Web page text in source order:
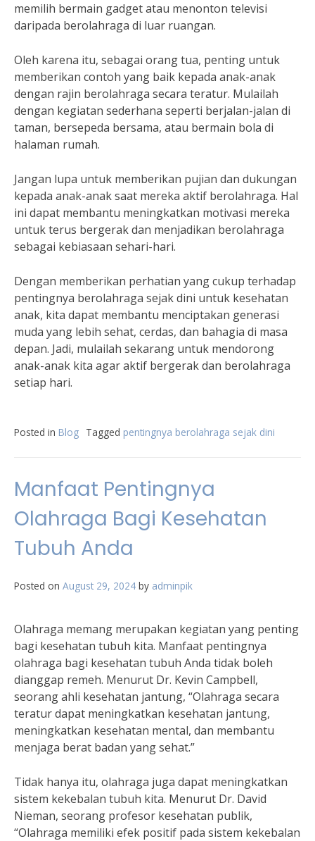
memilih bermain gadget atau menonton televisi
daripada berolahraga di luar ruangan.
Oleh karena itu, sebagai orang tua, penting untuk
memberikan contoh yang baik kepada anak-anak
dengan rajin berolahraga secara teratur. Mulailah
dengan kegiatan sederhana seperti berjalan-jalan di
taman, bersepeda bersama, atau bermain bola di
halaman rumah.
Jangan lupa untuk memberikan pujian dan dukungan
kepada anak-anak saat mereka aktif berolahraga. Hal
ini dapat membantu meningkatkan motivasi mereka
untuk terus bergerak dan menjadikan berolahraga
sebagai kebiasaan sehari-hari.
Dengan memberikan perhatian yang cukup terhadap
pentingnya berolahraga sejak dini untuk kesehatan
anak, kita dapat membantu menciptakan generasi
muda yang lebih sehat, cerdas, dan bahagia di masa
depan. Jadi, mulailah sekarang untuk mendorong
anak-anak kita agar aktif bergerak dan berolahraga
setiap hari.
Posted in Blog Tagged pentingnya berolahraga sejak dini
Manfaat Pentingnya
Olahraga Bagi Kesehatan
Tubuh Anda
Posted on August 29, 2024 by adminpik
Olahraga memang merupakan kegiatan yang penting
bagi kesehatan tubuh kita. Manfaat pentingnya
olahraga bagi kesehatan tubuh Anda tidak boleh
dianggap remeh. Menurut Dr. Kevin Campbell,
seorang ahli kesehatan jantung, “Olahraga secara
teratur dapat meningkatkan kesehatan jantung,
meningkatkan kesehatan mental, dan membantu
menjaga berat badan yang sehat.”
Tidak hanya itu, olahraga juga dapat meningkatkan
sistem kekebalan tubuh kita. Menurut Dr. David
Nieman, seorang profesor kesehatan publik,
“Olahraga memiliki efek positif pada sistem kekebalan